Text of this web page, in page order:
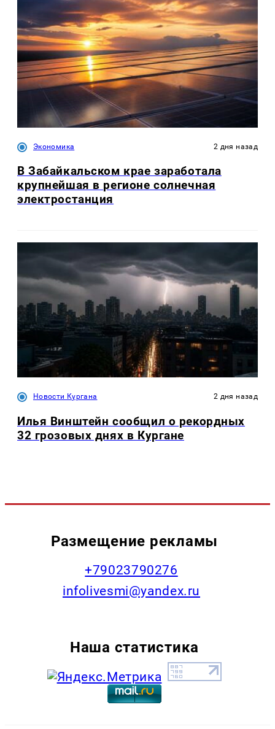
Экономика 2 дня назад
В Забайкальском крае заработала
крупнейшая в регионе солнечная
электростанция
Новости Кургана 2 дня назад
Илья Винштейн сообщил о рекордных
32 грозовых днях в Кургане
Размещение рекламы
+79023790276
infolivesmi@yandex.ru
Наша статистика